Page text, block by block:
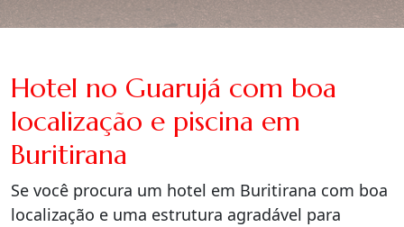
Hotel no Guarujá com boa
localização e piscina em
Buritirana
Se você procura um hotel em Buritirana com boa
localização e uma estrutura agradável para